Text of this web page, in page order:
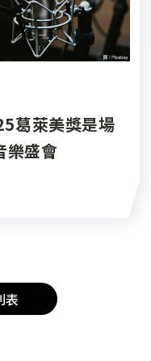
葛萊美獎是場
樂盛會
表